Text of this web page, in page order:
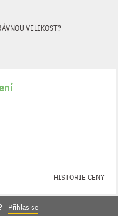
VELIKOST?
HISTORIE CENY
Přihlas se